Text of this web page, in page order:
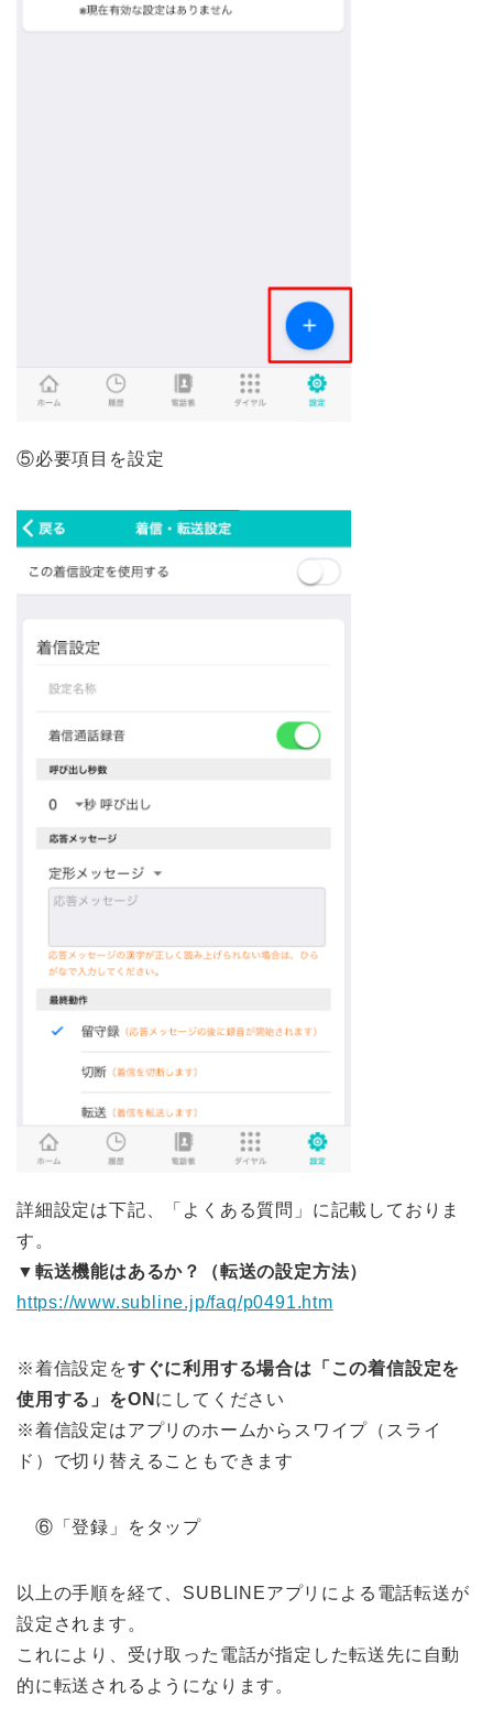
⑤必要項目を設定
詳細設定は下記、「よくある質問」に記載しておりま
す。
▼ 転送機能はあるか？（転送の設定方法）
https://www.subline.jp/faq/p0491.htm
※着信設定をすぐに利用する場合は「この着信設定を
使用する」をON にしてください
※着信設定はアプリのホームからスワイプ（スライ
ド）で切り替えることもできます
⑥「登録」をタップ
以上の手順を経て、SUBLINEアプリによる電話転送が
設定されます。
これにより、受け取った電話が指定した転送先に自動
的に転送されるようになります。